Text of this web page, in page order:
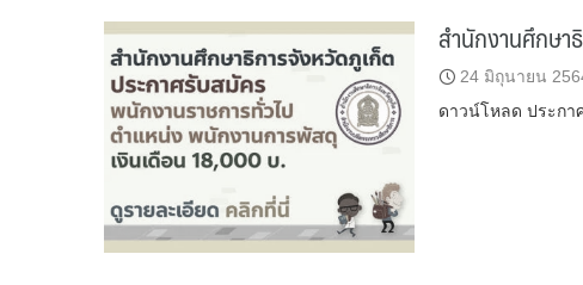
สำนักงานศึกษา
24 มิถุนายน
ดาวน์โหลด ประก